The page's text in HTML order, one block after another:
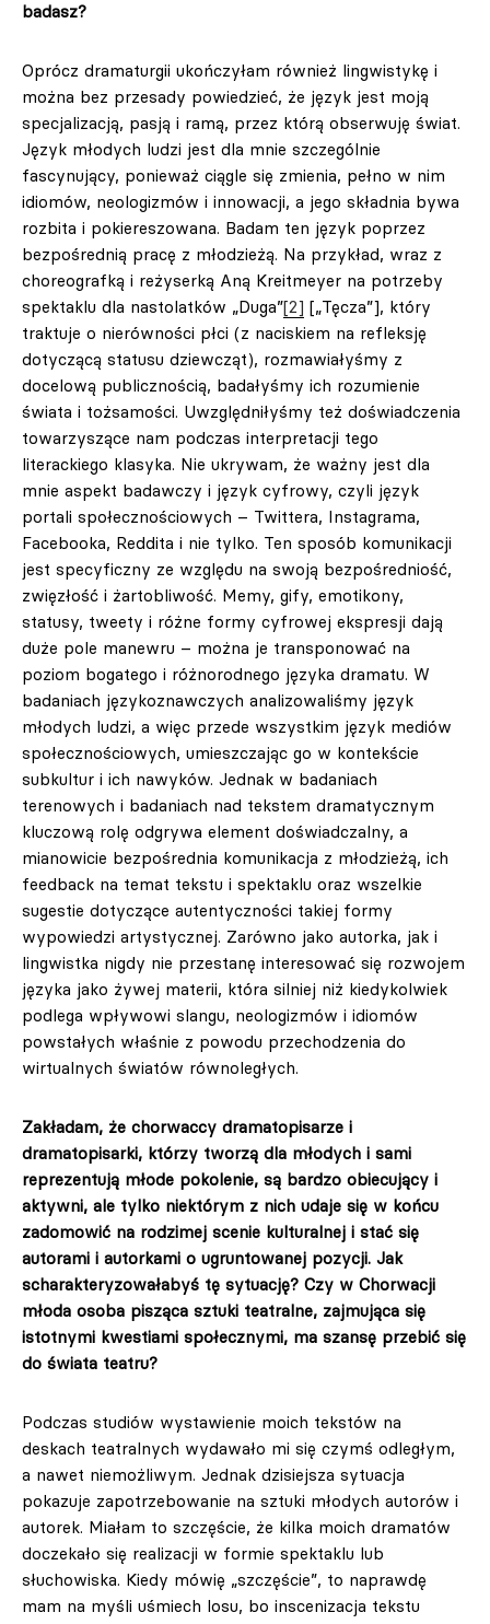
badasz?
Oprócz dramaturgii ukończyłam również lingwistykę i
można bez przesady powiedzieć, że język jest moją
specjalizacją, pasją i ramą, przez którą obserwuję świat.
Język młodych ludzi jest dla mnie szczególnie
fascynujący, ponieważ ciągle się zmienia, pełno w nim
idiomów, neologizmów i innowacji, a jego składnia bywa
rozbita i pokiereszowana. Badam ten język poprzez
bezpośrednią pracę z młodzieżą. Na przykład, wraz z
choreografką i reżyserką Aną Kreitmeyer na potrzeby
spektaklu dla nastolatków „Duga”[2] [„Tęcza”], który
traktuje o nierówności płci (z naciskiem na refleksję
dotyczącą statusu dziewcząt), rozmawiałyśmy z
docelową publicznością, badałyśmy ich rozumienie
świata i tożsamości. Uwzględniłyśmy też doświadczenia
towarzyszące nam podczas interpretacji tego
literackiego klasyka. Nie ukrywam, że ważny jest dla
mnie aspekt badawczy i język cyfrowy, czyli język
portali społecznościowych – Twittera, Instagrama,
Facebooka, Reddita i nie tylko. Ten sposób komunikacji
jest specyficzny ze względu na swoją bezpośredniość,
zwięzłość i żartobliwość. Memy, gify, emotikony,
statusy, tweety i różne formy cyfrowej ekspresji dają
duże pole manewru – można je transponować na
poziom bogatego i różnorodnego języka dramatu. W
badaniach językoznawczych analizowaliśmy język
młodych ludzi, a więc przede wszystkim język mediów
społecznościowych, umieszczając go w kontekście
subkultur i ich nawyków. Jednak w badaniach
terenowych i badaniach nad tekstem dramatycznym
kluczową rolę odgrywa element doświadczalny, a
mianowicie bezpośrednia komunikacja z młodzieżą, ich
feedback na temat tekstu i spektaklu oraz wszelkie
sugestie dotyczące autentyczności takiej formy
wypowiedzi artystycznej. Zarówno jako autorka, jak i
lingwistka nigdy nie przestanę interesować się rozwojem
języka jako żywej materii, która silniej niż kiedykolwiek
podlega wpływowi slangu, neologizmów i idiomów
powstałych właśnie z powodu przechodzenia do
wirtualnych światów równoległych.
Zakładam, że chorwaccy dramatopisarze i
dramatopisarki, którzy tworzą dla młodych i sami
reprezentują młode pokolenie, są bardzo obiecujący i
aktywni, ale tylko niektórym z nich udaje się w końcu
zadomowić na rodzimej scenie kulturalnej i stać się
autorami i autorkami o ugruntowanej pozycji. Jak
scharakteryzowałabyś tę sytuację? Czy w Chorwacji
młoda osoba pisząca sztuki teatralne, zajmująca się
istotnymi kwestiami społecznymi, ma szansę przebić się
do świata teatru?
Podczas studiów wystawienie moich tekstów na
deskach teatralnych wydawało mi się czymś odległym,
a nawet niemożliwym. Jednak dzisiejsza sytuacja
pokazuje zapotrzebowanie na sztuki młodych autorów i
autorek. Miałam to szczęście, że kilka moich dramatów
doczekało się realizacji w formie spektaklu lub
słuchowiska. Kiedy mówię „szczęście”, to naprawdę
mam na myśli uśmiech losu, bo inscenizacja tekstu